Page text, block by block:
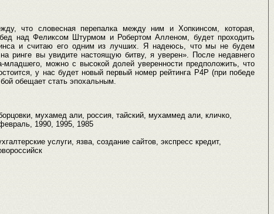
что словесная перепалка между ним и Хопкинсом, которая,
над Феликсом Штурмом и Робертом Алленом, будет проходить
и считаю его одним из лучших. Я надеюсь, что мы не будем
ринге вы увидите настоящую битву, я уверен». После недавнего
можно с высокой долей уверенности предположить, что
у нас будет новый первый номер рейтинга P4P (при победе
обещает стать эпохальным.
мухамед али, россия, тайский, мухаммед али, кличко,
1990, 1995, 1985
услуги, язва, создание сайтов, экспресс кредит,